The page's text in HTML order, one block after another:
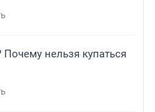
Почему нельзя купаться